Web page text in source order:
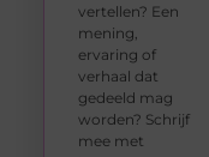
vertellen? Een
mening,
ervaring of
verhaal dat
gedeeld mag
worden? Schrijf
mee met